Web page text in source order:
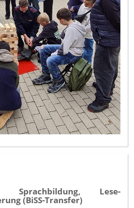
Lese-
(BiSS-Transfer)